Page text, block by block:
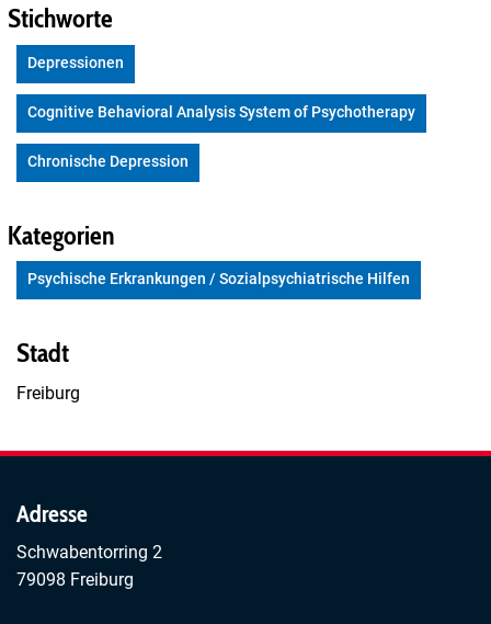
Stichworte
Depressionen
Cognitive Behavioral Analysis System of Psychotherapy
Chronische Depression
Kategorien
Psychische Erkrankungen / Sozialpsychiatrische Hilfen
Stadt
Freiburg
Adresse
Schwabentorring 2
79098 Freiburg